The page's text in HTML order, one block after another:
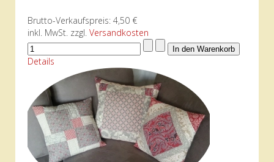
Brutto-Verkaufspreis: 4,50 €
inkl. MwSt. zzgl. Versandkosten
Details